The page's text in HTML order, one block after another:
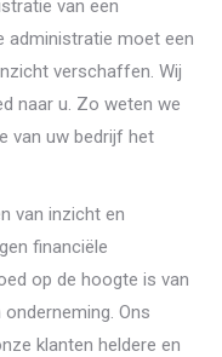
van een
administratie moet een
verschaffen. Wij
naar u. Zo weten we
van uw bedrijf het
van inzicht en
financiële
op de hoogte is van
Ons
klanten heldere en